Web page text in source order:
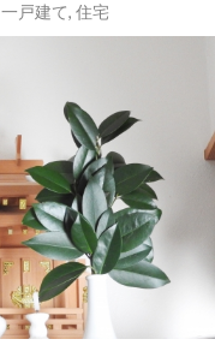
一戸建て, 住宅